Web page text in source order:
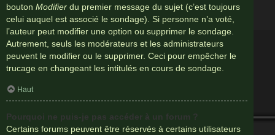
bouton Modifier du premier message du sujet (c’est toujours
celui auquel est associé le sondage). Si personne n’a voté,
l’auteur peut modifier une option ou supprimer le sondage.
Autrement, seuls les modérateurs et les administrateurs
peuvent le modifier ou le supprimer. Ceci pour empêcher le
trucage en changeant les intitulés en cours de sondage.
Haut
Pourquoi ne puis-je pas accéder à un forum ?
Certains forums peuvent être réservés à certains utilisateurs